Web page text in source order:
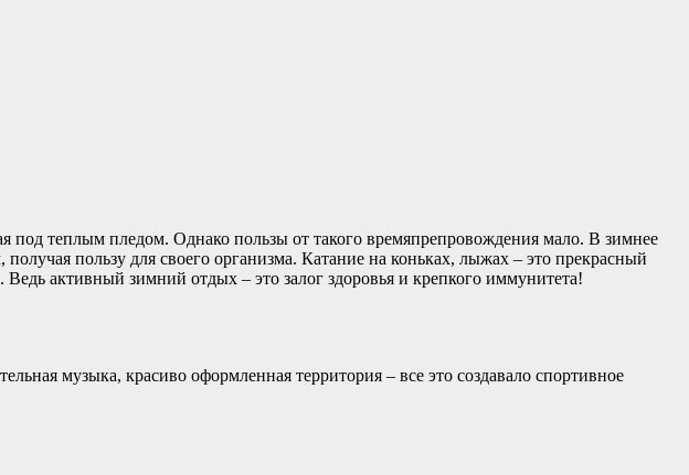
под теплым пледом. Однако пользы от такого времяпрепровождения мало. В зимнее
пользу для своего организма. Катание на коньках, лыжах – это прекрасный
активный зимний отдых – это залог здоровья и крепкого иммунитета!
музыка, красиво оформленная территория – все это создавало спортивное